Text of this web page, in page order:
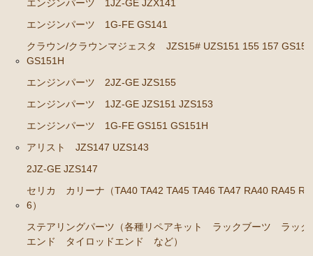
クラウン/クラウンマジェスタ JZS14# UZS141 143 147
GS141
エンジンパーツ 2JZ-GE JZS143 JZS145 JZS147 JZ
S149
エンジンパーツ 1JZ-GE JZX141
エンジンパーツ 1G-FE GS141
クラウン/クラウンマジェスタ JZS15# UZS151 155 157
GS151 GS151H
エンジンパーツ 1JZ-GE JZS151 JZS153
エンジンパーツ 1JZ-GE JZX141
エンジンパーツ 1G-FE GS141
クラウン/クラウンマジェスタ JZS15# UZS151 155 157 GS151
GS151H
エンジンパーツ 2JZ-GE JZS155
エンジンパーツ 1JZ-GE JZS151 JZS153
エンジンパーツ 1G-FE GS151 GS151H
アリスト JZS147 UZS143
2JZ-GE JZS147
セリカ カリーナ（TA40 TA42 TA45 TA46 TA47 RA40 RA45
6）
ステアリングパーツ（各種リペアキット ラックブーツ ラック
エンド タイロッドエンド など）